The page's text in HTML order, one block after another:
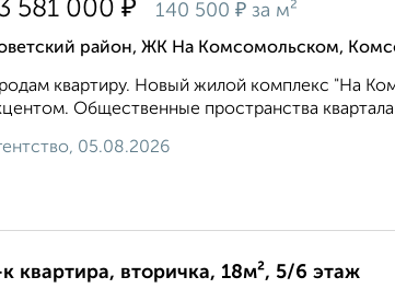
581 000 ₽ 140 500 ₽ за м²
район, ЖК На Комсомольском,
квартиру. Новый жилой комплекс "На
Общественные пространства
05.08.2026
к квартира, вторичка, 18м², 5/6 этаж